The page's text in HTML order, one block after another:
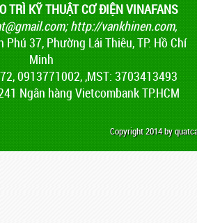
TRÌ KỸ THUẬT CƠ ĐIỆN VINAFANS
;http://vankhinen.com,
37, Phường Lái Thiêu, TP. Hồ Chí
Minh
0913771002, ,MST: 3703413493
Ngân hàng Vietcombank TP.HCM
Copyright 2014 by